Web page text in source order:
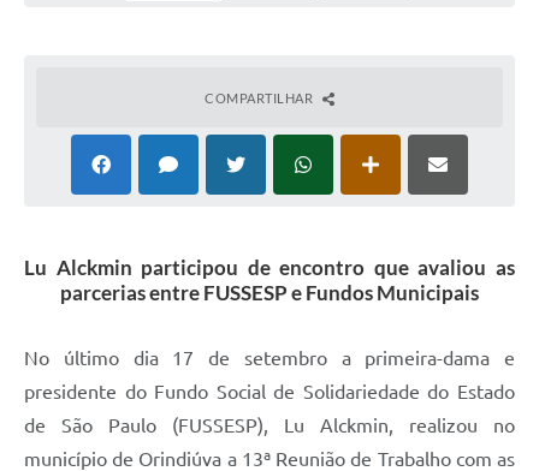
COMPARTILHAR
Lu Alckmin participou de encontro que avaliou as
parcerias entre FUSSESP e Fundos Municipais
No último dia 17 de setembro a primeira-dama e
presidente do Fundo Social de Solidariedade do Estado
de São Paulo (FUSSESP), Lu Alckmin, realizou no
município de Orindiúva a 13ª Reunião de Trabalho com as